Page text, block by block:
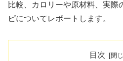
比較、カロリーや原材料、実際
ピについてレポートします。
目次